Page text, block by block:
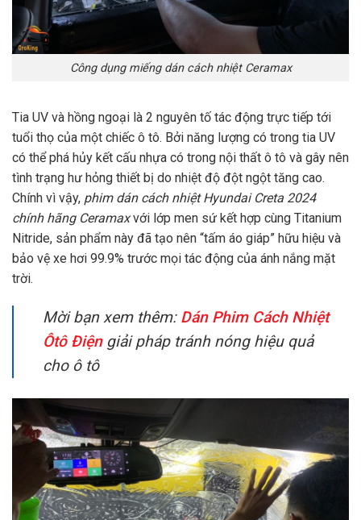
Công dụng miếng dán cách nhiệt Ceramax
Tia UV và hồng ngoại là 2 nguyên tố tác động trực tiếp tới
tuổi thọ của một chiếc ô tô. Bởi năng lượng có trong tia UV
có thể phá hủy kết cấu nhựa có trong nội thất ô tô và gây nên
tình trạng hư hỏng thiết bị do nhiệt độ đột ngột tăng cao.
Chính vì vậy, phim dán cách nhiệt Hyundai Creta 2024
chính hãng Ceramaxvới lớp men sứ kết hợp cùng Titanium
Nitride, sản phẩm này đã tạo nên “tấm áo giáp” hữu hiệu và
bảo vệ xe hơi 99.9% trước mọi tác động của ánh nắng mặt
trời.
Mời bạn xem thêm: Dán Phim Cách Nhiệt
Ôtô Điệngiải pháp tránh nóng hiệu quả
cho ô tô